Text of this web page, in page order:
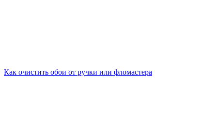
Как очистить обои от ручки или фломастера